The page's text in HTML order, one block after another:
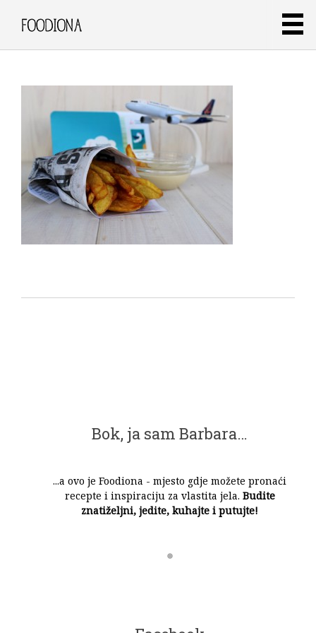
Bok, ja sam Barbara…
...a ovo je Foodiona - mjesto gdje možete pronaći
recepte i inspiraciju za vlastita jela. Budite
znatiželjni, jedite, kuhajte i putujte!